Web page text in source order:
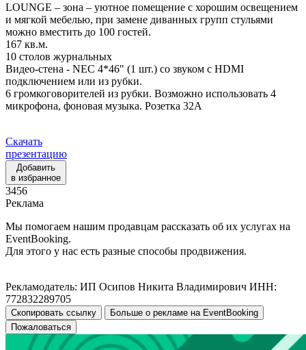
LOUNGE – зона – уютное помещение с хорошим освещением
и мягкой мебелью, при замене диванных групп стульями
можно вместить до 100 гостей.
167 кв.м.
10 столов журнальных
Видео-стена - NEC 4*46" (1 шт.) со звуком c HDMI
подключением или из рубки.
6 громкоговорителей из рубки. Возможно использовать 4
микрофона, фоновая музыка. Розетка 32А
Скачать
презентацию
Добавить
в избранное
3456
Реклама
Мы помогаем нашим продавцам рассказать об их услугах на
EventBooking.
Для этого у нас есть разные способы продвижения.
Рекламодатель: ИП Осипов Никита Владимирович ИНН:
772832289705
Скопировать ссылку
Больше о рекламе на EventBooking
Пожаловаться